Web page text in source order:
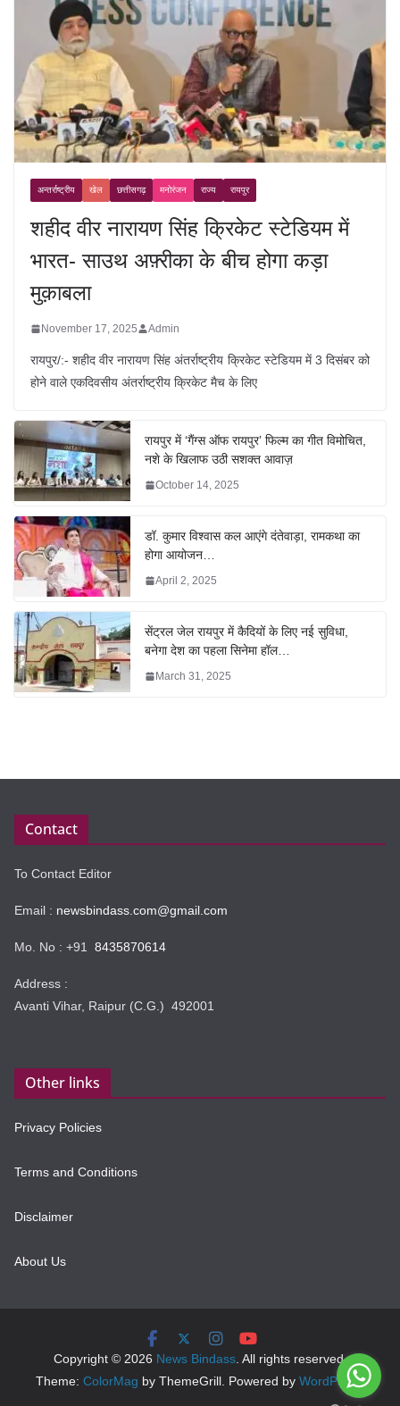
अन्तर्राष्ट्रीय खेल छत्तीसगढ़ मनोरंजन राज्य रायपुर
शहीद वीर नारायण सिंह क्रिकेट स्टेडियम में
भारत- साउथ अफ़्रीका के बीच होगा कड़ा
मुक़ाबला
November 17, 2025 Admin
रायपुर/:- शहीद वीर नारायण सिंह अंतर्राष्ट्रीय क्रिकेट स्टेडियम में 3 दिसंबर को
होने वाले एकदिवसीय अंतर्राष्ट्रीय क्रिकेट मैच के लिए
रायपुर में ‘गैंग्स ऑफ रायपुर’ फिल्म का गीत विमोचित,
नशे के खिलाफ उठी सशक्त आवाज़
October 14, 2025
डॉ. कुमार विश्वास कल आएंगे दंतेवाड़ा, रामकथा का
होगा आयोजन…
April 2, 2025
सेंट्रल जेल रायपुर में कैदियों के लिए नई सुविधा,
बनेगा देश का पहला सिनेमा हॉल…
March 31, 2025
Contact
To Contact Editor
Email : newsbindass.com@gmail.com
Mo. No : +91 8435870614
Address :
Avanti Vihar, Raipur (C.G.) 492001
Other links
Privacy Policies
Terms and Conditions
Disclaimer
About Us
Copyright © 2026 News Bindass. All rights reserved.
Theme: ColorMag by ThemeGrill. Powered by WordPress.